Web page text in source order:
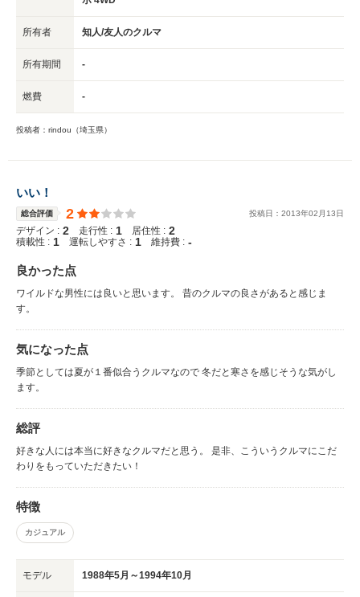
所有者 知人/友人のクルマ
所有期間 -
燃費 -
投稿者：rindou（埼玉県）
いい！
総合評価 2 投稿日： 2013年02 月 13日
デザイン : 2 走行性 : 1 居住性 : 2
積載性 : 1 運転しやすさ : 1 維持費 : -
良かった点
ワイルドな男性には良いと思います。 昔のクルマの良さがあると感じま
す。
気になった点
季節としては夏が１番似合うクルマなので 冬だと寒さを感じそうな気がし
ます。
総評
好きな人には本当に好きなクルマだと思う。 是非、こういうクルマにこだ
わりをもっていただきたい！
特徴
カジュアル
モデル 1988年5月～1994年10月